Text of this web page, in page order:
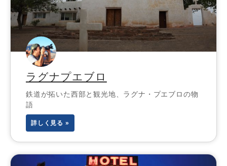
ラグナプエブロ
鉄道が拓いた西部と観光地、ラグナ・プエブロの物
語
詳しく見る »